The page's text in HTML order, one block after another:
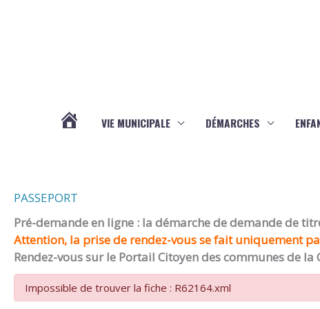
VIE MUNICIPALE DÉMARCHES
PASSEPORT
Pré-demande en ligne : la démarche de demande de
Attention, la prise de rendez-vous se fait uniquement
Rendez-vous sur le Portail Citoyen des communes de la
Impossible de trouver la fiche : R62164.xml